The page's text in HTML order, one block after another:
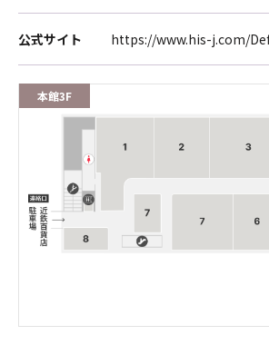
公式サイト https://www.his-j.com/
本館3F